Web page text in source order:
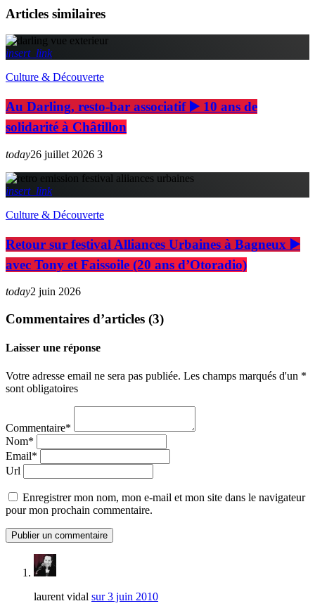
Articles similaires
insert_link
Culture & Découverte
Au Darling, resto-bar associatif ▶️ 10 ans de
solidarité à Châtillon
today26 juillet 2026 3
insert_link
Culture & Découverte
Retour sur festival Alliances Urbaines à Bagneux ▶️
avec Tony et Faissoile (20 ans d’Otoradio)
today2 juin 2026
Commentaires d’articles (3)
Laisser une réponse
Votre adresse email ne sera pas publiée. Les champs marqués d'un *
sont obligatoires
Commentaire*
Nom*
Email*
Url
Enregistrer mon nom, mon e-mail et mon site dans le navigateur
pour mon prochain commentaire.
laurent vidal sur 3 juin 2010